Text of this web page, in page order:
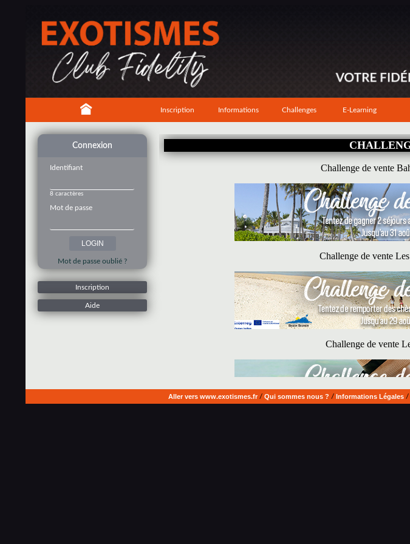
Inscription Informations Challenges E-Learning
Connexion
Identifiant
8 caractères
Mot de passe
Mot de passe oublié ?
Inscription
Aide
Aller vers www.exotismes.fr/ Qui sommes nous ? / Informations Légales/